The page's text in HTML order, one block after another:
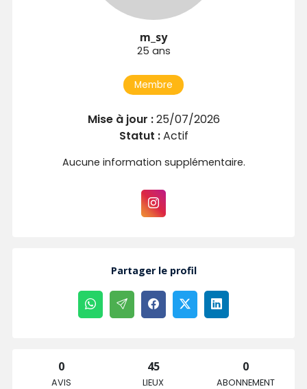
m_sy
25 ans
Membre
Mise à jour :25/07/2026
Statut :Actif
Aucune information supplémentaire.
Partager le profil
0
AVIS
45
LIEUX
0
ABONNEMENT